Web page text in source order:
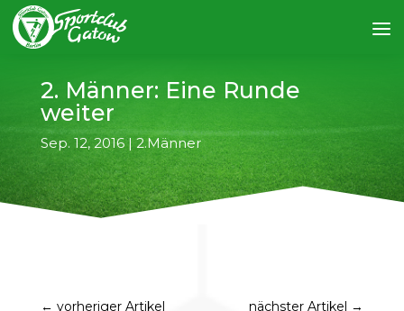
2. Männer: Eine Runde
weiter
Sep. 12, 2016| 2.Männer
← vorheriger Artikel nächster Artikel →